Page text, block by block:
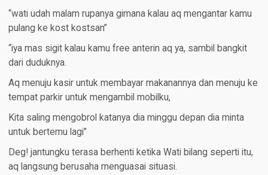
“wati udah malam rupanya gimana kalau aq mengantar kamu
pulang ke kost kostsan”
“iya mas sigit kalau kamu free anterin aq ya, sambil bangkit
dari duduknya.
Aq menuju kasir untuk membayar makanannya dan menuju ke
tempat parkir untuk mengambil mobilku,
Kita saling mengobrol katanya dia minggu depan dia minta
untuk bertemu lagi”
Deg! jantungku terasa berhenti ketika Wati bilang seperti itu,
aq langsung berusaha menguasai situasi.